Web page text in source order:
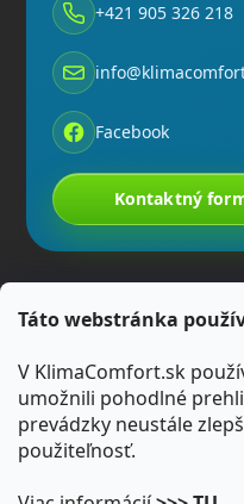
Táto webstránka
V KlimaComfort.sk
umožnili pohodlné
prevádzky neustále
použiteľnosť.
+421 905 326 218
Facebook
Kontaktný